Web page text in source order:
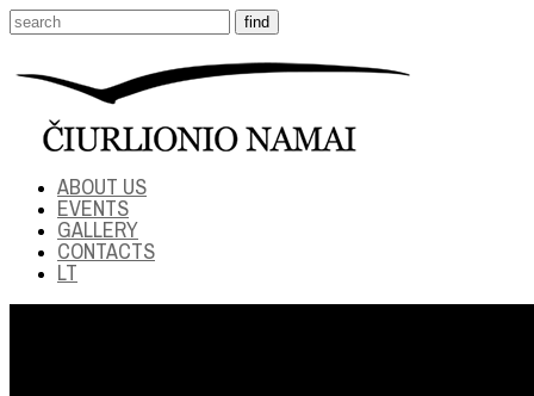
ABOUT US
EVENTS
GALLERY
CONTACTS
LT